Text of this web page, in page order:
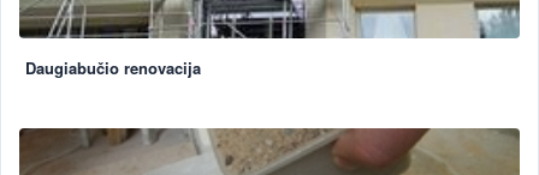
Daugiabučio renovacija